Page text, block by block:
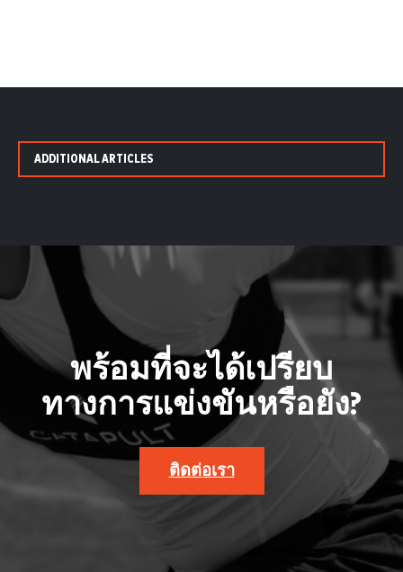
ADDITIONAL ARTICLES
พร้อมที่จะได้เปรียบ
ทางการแข่งขันหรือยัง?
ติดต่อเรา